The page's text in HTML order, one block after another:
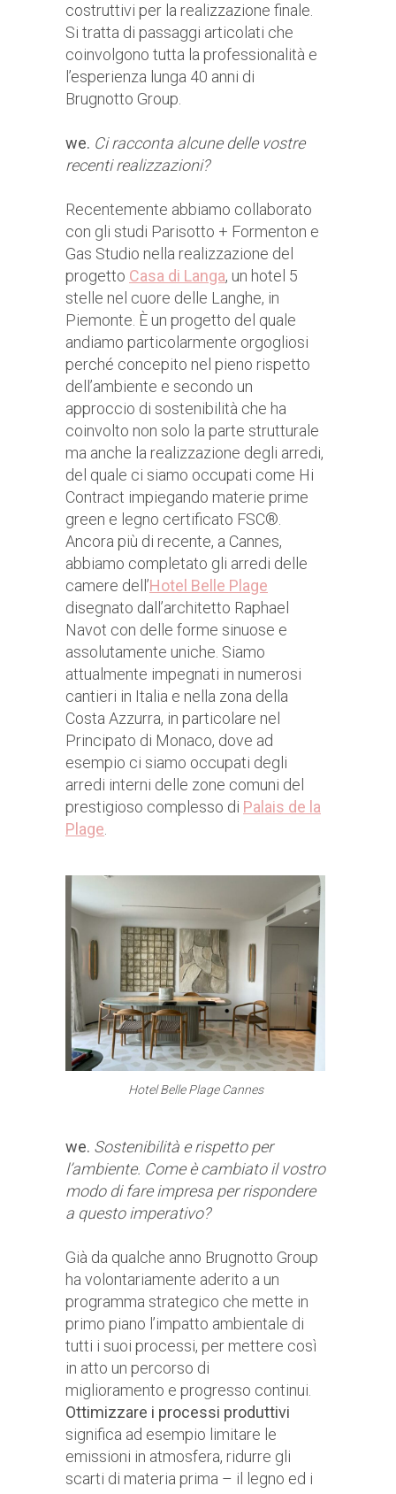
costruttivi per la realizzazione finale.
Si tratta di passaggi articolati che
coinvolgono tutta la professionalità e
l’esperienza lunga 40 anni di
Brugnotto Group.
we. Ci racconta alcune delle vostre
recenti realizzazioni?
Recentemente abbiamo collaborato
con gli studi Parisotto + Formenton e
Gas Studio nella realizzazione del
progetto Casa di Langa, un hotel 5
stelle nel cuore delle Langhe, in
Piemonte. È un progetto del quale
andiamo particolarmente orgogliosi
perché concepito nel pieno rispetto
dell’ambiente e secondo un
approccio di sostenibilità che ha
coinvolto non solo la parte strutturale
ma anche la realizzazione degli arredi,
del quale ci siamo occupati come Hi
Contract impiegando materie prime
green e legno certificato FSC®.
Ancora più di recente, a Cannes,
abbiamo completato gli arredi delle
camere dell’Hotel Belle Plage
disegnato dall’architetto Raphael
Navot con delle forme sinuose e
assolutamente uniche. Siamo
attualmente impegnati in numerosi
cantieri in Italia e nella zona della
Costa Azzurra, in particolare nel
Principato di Monaco, dove ad
esempio ci siamo occupati degli
arredi interni delle zone comuni del
prestigioso complesso di Palais de la
Plage
Hotel Belle Plage Cannes
we. Sostenibilità e rispetto per
l’ambiente. Come è cambiato il vostro
modo di fare impresa per rispondere
a questo imperativo?
Già da qualche anno Brugnotto Group
ha volontariamente aderito a un
programma strategico che mette in
primo piano l’impatto ambientale di
tutti i suoi processi, per mettere così
in atto un percorso di
miglioramento e progresso continui.
Ottimizzare i processi produttivi
significa ad esempio limitare le
emissioni in atmosfera, ridurre gli
scarti di materia prima – il legno ed i